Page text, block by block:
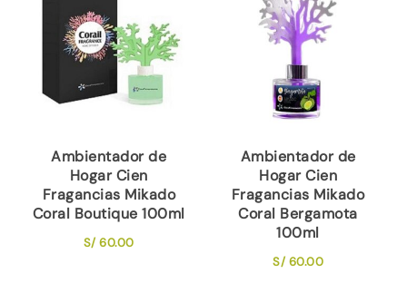
Ambientador de
Hogar Cien
Fragancias Mikado
Coral Boutique 100ml
S/60.00
Ambientador de
Hogar Cien
Fragancias Mikado
Coral Bergamota
100ml
S/60.00